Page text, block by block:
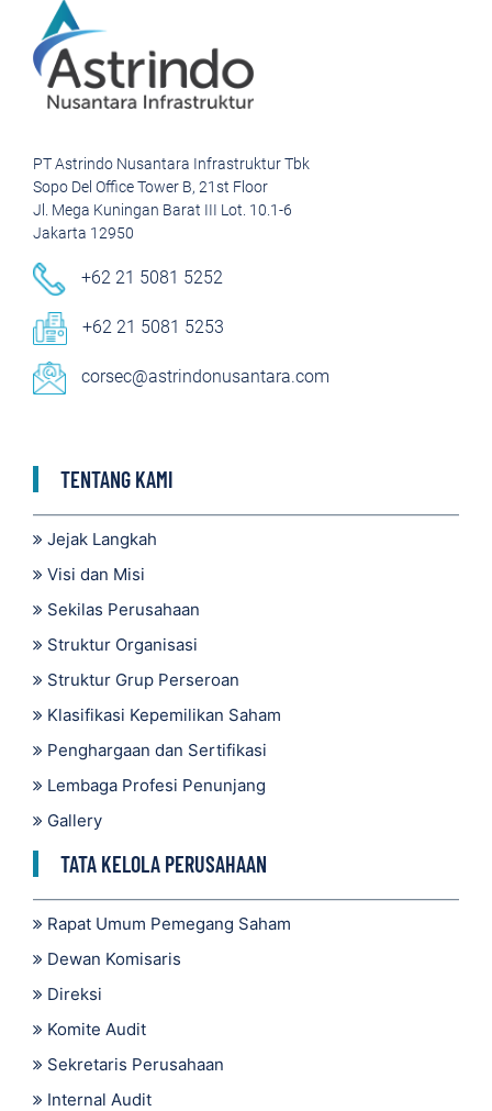
PT Astrindo Nusantara Infrastruktur Tbk
Sopo Del Office Tower B, 21st Floor
Jl. Mega Kuningan Barat III Lot. 10.1-6
Jakarta 12950
+62 21 5081 5252
+62 21 5081 5253
corsec@astrindonusantara.com
TENTANG KAMI
Jejak Langkah
Visi dan Misi
Sekilas Perusahaan
Struktur Organisasi
Struktur Grup Perseroan
Klasifikasi Kepemilikan Saham
Penghargaan dan Sertifikasi
Lembaga Profesi Penunjang
Gallery
TATA KELOLA PERUSAHAAN
Rapat Umum Pemegang Saham
Dewan Komisaris
Direksi
Komite Audit
Sekretaris Perusahaan
Internal Audit